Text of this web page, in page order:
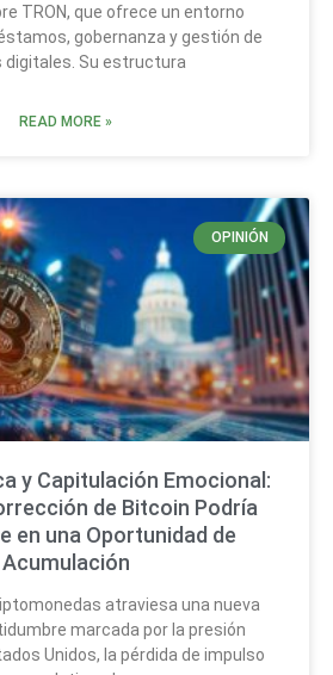
TRON, que ofrece un entorno
gobernanza y gestión de
digitales. Su estructura
READ MORE »
OPINIÓN
y Capitulación Emocional:
de Bitcoin Podría
en una Oportunidad de
Acumulación
atraviesa una nueva
marcada por la presión
Unidos, la pérdida de impulso